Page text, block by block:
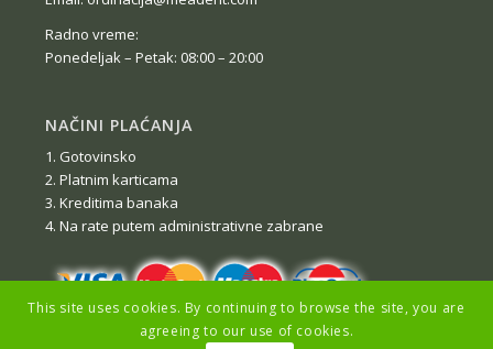
Radno vreme:
Ponedeljak – Petak: 08:00 – 20:00
NAČINI PLAĆANJA
1. Gotovinsko
2. Platnim karticama
3. Kreditima banaka
4. Na rate putem administrativne zabrane
This site uses cookies. By continuing to browse the site, you are
agreeing to our use of cookies.